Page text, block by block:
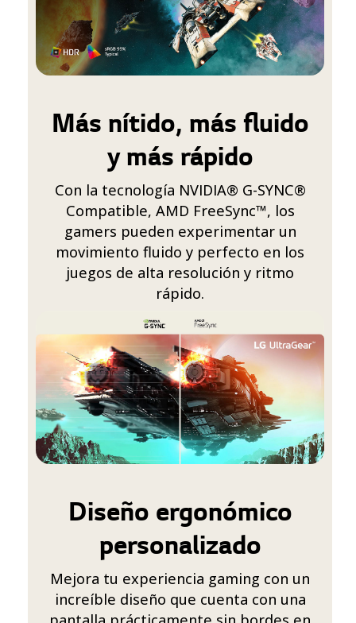
Más nítido, más fluido
y más rápido
Con la tecnología NVIDIA® G-SYNC®
Compatible, AMD FreeSync™, los
gamers pueden experimentar un
movimiento fluido y perfecto en los
juegos de alta resolución y ritmo
rápido.
Diseño ergonómico
personalizado
Mejora tu experiencia gaming con un
increíble diseño que cuenta con una